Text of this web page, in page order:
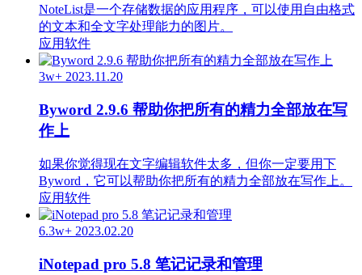
NoteList是一个存储数据的应用程序，可以使用自由格式
的文本和全文字处理能力的图片。
应用软件
3w+ 2023.11.20
Byword 2.9.6 帮助你把所有的精力全部放在写
作上
如果你觉得现在文字编辑软件太多，但你一定要用下
Byword，它可以帮助你把所有的精力全部放在写作上。
应用软件
6.3w+ 2023.02.20
iNotepad pro 5.8 笔记记录和管理